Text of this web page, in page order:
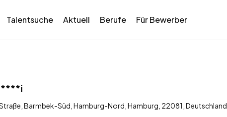
Talentsuche Aktuell Berufe Für Bewerber
Barmbek-Süd, Hamburg-Nord, Hamburg, 22081, Deutschland